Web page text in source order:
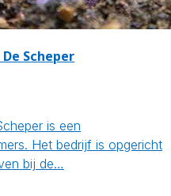
Scheper
is een
Het bedrijf is opgericht
bij de…